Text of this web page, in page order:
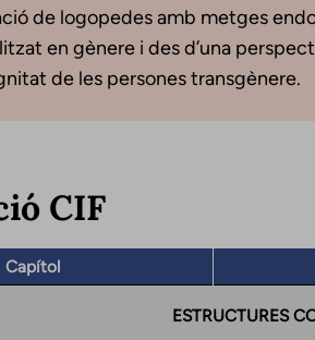
de logopedes amb metges
en gènere i des d’una
de les persones transgènere.
CIF
Capítol
ESTRUCTURES